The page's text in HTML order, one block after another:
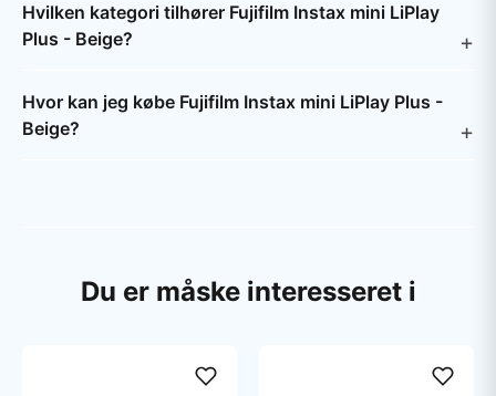
Hvilken kategori tilhører Fujifilm Instax mini LiPlay
Plus - Beige?
Hvor kan jeg købe Fujifilm Instax mini LiPlay Plus -
Beige?
Du er måske interesseret i